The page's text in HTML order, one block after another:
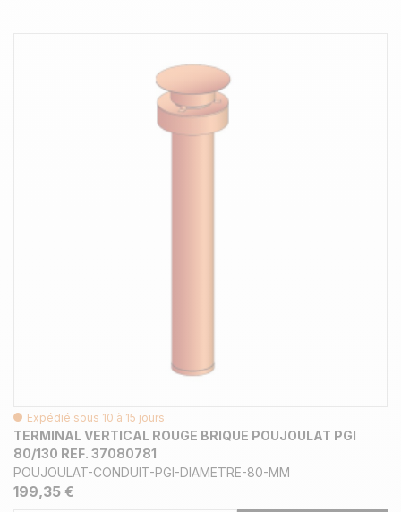
Expédié sous 10 à 15 jours
TERMINAL VERTICAL ROUGE BRIQUE POUJOULAT PGI
80/130 REF. 37080781
POUJOULAT-CONDUIT-PGI-DIAMETRE-80-MM
199,35 €